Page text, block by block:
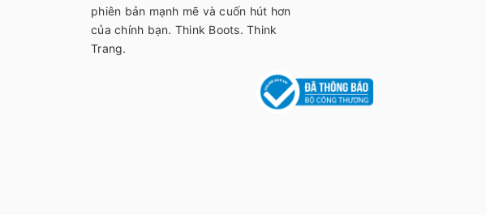
phiên bản mạnh mẽ và cuốn hút hơn
của chính bạn. Think Boots. Think
Trang.